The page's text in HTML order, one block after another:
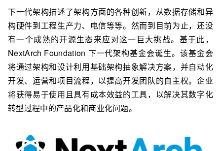
下一代架构描述了架构方面的各种创新，从数据存储和异
构硬件到工程生产力、电信等等。然而到目前为止，还没
有一个成熟的开源生态来应对这一巨大挑战。 基于此，
NextArch Foundation 下一代架构基金会诞生。该基金会
将通过架构和设计利用基础架构抽象解决方案，并自动化
开发、运营和项目流程，以提高开发团队的自主权。企业
将获得易于使用且具有成本效益的工具，以解决其数字化
转型过程中的产品化和商业化问题。